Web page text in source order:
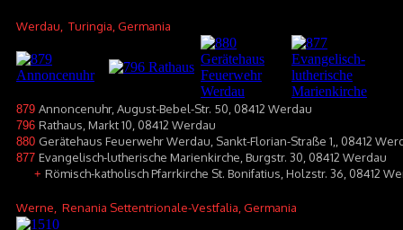
Werdau , Turingia, Germania
879 Annoncenuhr, August-Bebel-Str. 50, 08412 Werdau
796 Rathaus, Markt 10, 08412 Werdau
880 Gerätehaus Feuerwehr Werdau, Sankt-Florian-Straße 1,, 08412
877 Evangelisch-lutherische Marienkirche, Burgstr. 30, 08412 Werdau
+ Römisch-katholisch Pfarrkirche St. Bonifatius, Holzstr. 36, 08412
Werne , Renania Settentrionale-Vestfalia, Germania